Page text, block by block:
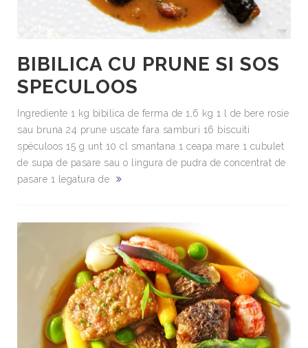
BIBILICA CU PRUNE SI SOS
SPECULOOS
Ingrediente 1 kg bibilica de ferma de 1,6 kg 1 l de bere rosie
sau bruna 24 prune uscate fara samburi 16 biscuiti
spéculoos 15 g unt 10 cl smantana 1 ceapa mare 1 cubulet
de supa de pasare sau o lingura de pudra de concentrat de
pasare 1 legatura de